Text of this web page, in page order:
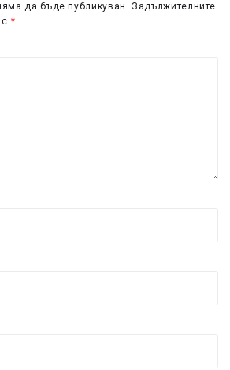
да бъде публикуван. Задължителните
*